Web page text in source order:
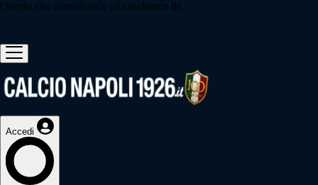
Questo sito contribuisce alla audience de
Accedi